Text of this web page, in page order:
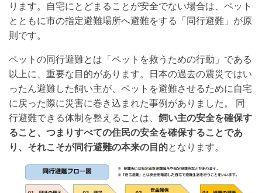
ります。自宅にとどまることが安全でない場合は、ペット
とともに市の指定避難場所へ避難をする「同行避難」が原
則です。
ペットの同行避難とは「ペットを救うための行動」である
以上に、重要な目的があります。日本の過去の震災ではい
ったん避難した飼い主が、ペットを避難させるために自宅
に戻った際に災害に巻き込まれた事例がありました。 同
行避難できる体制を整えることは、 飼い主の安全を確保す
ること、つまりすべての住民の安全を確保することであ
り、それこそが同行避難の本来の目的となります。